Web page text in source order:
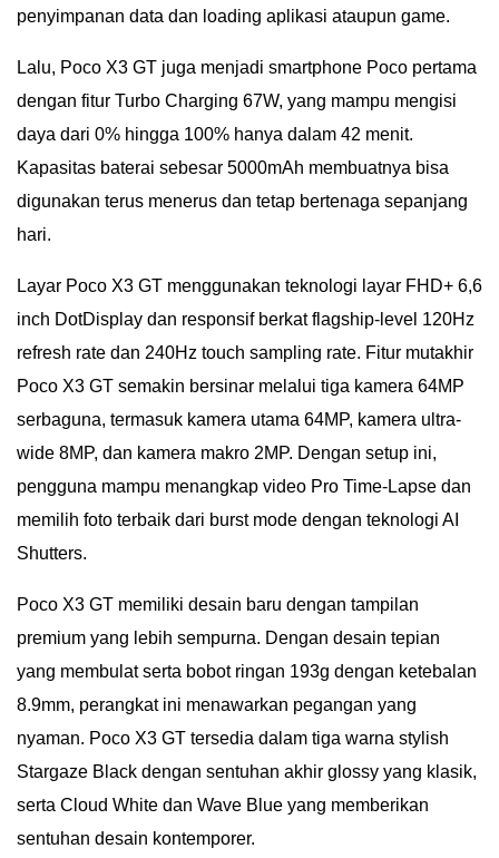
penyimpanan data dan loading aplikasi ataupun game.
Lalu, Poco X3 GT juga menjadi smartphone Poco pertama
dengan fitur Turbo Charging 67W, yang mampu mengisi
daya dari 0% hingga 100% hanya dalam 42 menit.
Kapasitas baterai sebesar 5000mAh membuatnya bisa
digunakan terus menerus dan tetap bertenaga sepanjang
hari.
Layar Poco X3 GT menggunakan teknologi layar FHD+ 6,6
inch DotDisplay dan responsif berkat flagship-level 120Hz
refresh rate dan 240Hz touch sampling rate. Fitur mutakhir
Poco X3 GT semakin bersinar melalui tiga kamera 64MP
serbaguna, termasuk kamera utama 64MP, kamera ultra-
wide 8MP, dan kamera makro 2MP. Dengan setup ini,
pengguna mampu menangkap video Pro Time-Lapse dan
memilih foto terbaik dari burst mode dengan teknologi AI
Shutters.
Poco X3 GT memiliki desain baru dengan tampilan
premium yang lebih sempurna. Dengan desain tepian
yang membulat serta bobot ringan 193g dengan ketebalan
8.9mm, perangkat ini menawarkan pegangan yang
nyaman. Poco X3 GT tersedia dalam tiga warna stylish
Stargaze Black dengan sentuhan akhir glossy yang klasik,
serta Cloud White dan Wave Blue yang memberikan
sentuhan desain kontemporer.